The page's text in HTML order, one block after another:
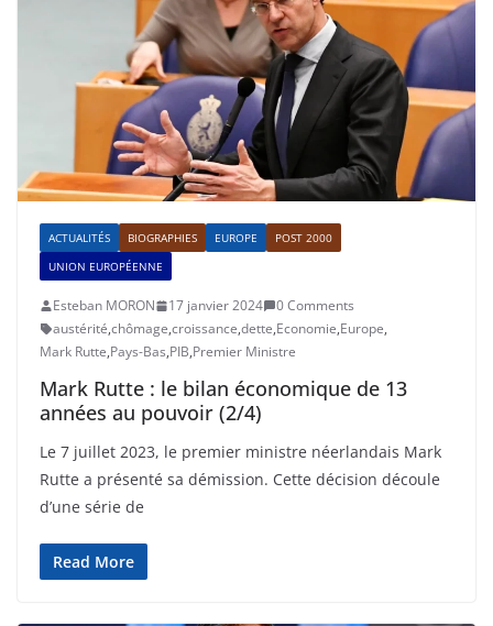
ACTUALITÉS BIOGRAPHIES EUROPE
POST 2000
UNION EUROPÉENNE
Esteban MORON 17 janvier 2024
0 Comments
austérité,chômage,croissance,dette,Economie,Europe,
Mark Rutte,Pays-Bas,PIB,Premier Ministre
Mark Rutte : le bilan économique de 13
années au pouvoir (2/4)
Le 7 juillet 2023, le premier ministre néerlandais Mark
Rutte a présenté sa démission. Cette décision découle
d’une série de
Read More